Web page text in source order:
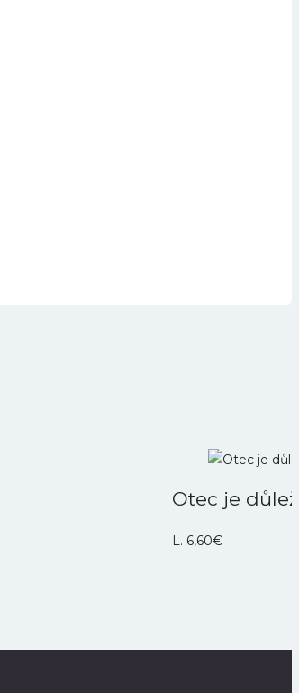
Otec je
L. 6,60€